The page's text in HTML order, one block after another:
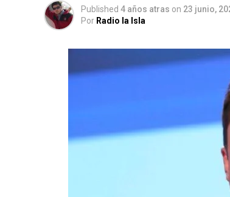
Published 4 años atras on 23 junio,
Por Radio la Isla